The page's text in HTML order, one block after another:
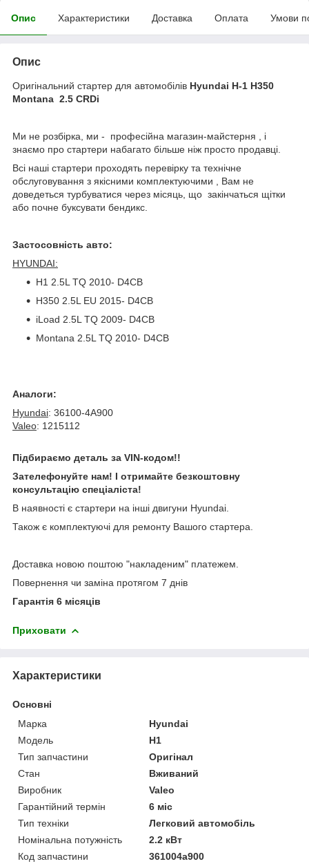
Опис Характеристики Доставка Оплата Умови
Опис
Оригінальний стартер для автомобілів Hyundai H-1 H350
Montana 2.5 CRDi
Ми не розбірка, ми - професійна магазин-майстерня , і
знаємо про стартери набагато більше ніж просто продавці.
Всі наші стартери проходять перевірку та технічне
обслуговування з якісними комплектуючими , Вам не
доведеться турбуватися через місяць, що закінчаться щітки
або почне буксувати бендикс.
Застосовність авто:
HYUNDAI:
H1 2.5L TQ 2010- D4CB
H350 2.5L EU 2015- D4CB
iLoad 2.5L TQ 2009- D4CB
Montana 2.5L TQ 2010- D4CB
Аналоги:
Hyundai: 36100-4A900
Valeo: 1215112
Підбираємо деталь за VIN-кодом!!
Зателефонуйте нам! І отримайте безкоштовну
консультацію спеціаліста!
В наявності є стартери на інші двигуни Hyundai.
Також є комплектуючі для ремонту Вашого стартера.
Доставка новою поштою "накладеним" платежем.
Повернення чи заміна протягом 7 днів
Гарантія 6 місяців
Приховати
Характеристики
Основні
Марка
Hyundai
Модель
H1
Тип запчастини
Оригінал
Стан
Вживаний
Виробник
Valeo
Гарантійний термін
6 міс
Тип техніки
Легковий автомобіль
Номінальна потужність
2.2 кВт
Код запчастини
361004a900